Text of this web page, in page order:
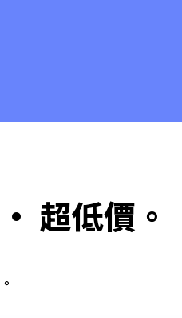
超低價。